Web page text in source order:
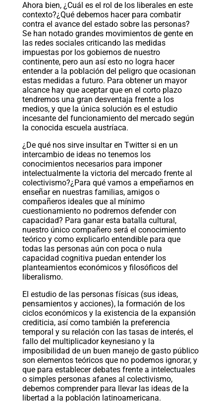
Ahora bien, ¿Cuál es el rol de los liberales en este
contexto?¿Qué debemos hacer para combatir
contra el avance del estado sobre las personas?
Se han notado grandes movimientos de gente en
las redes sociales criticando las medidas
impuestas por los gobiernos de nuestro
continente, pero aun así esto no logra hacer
entender a la población del peligro que ocasionan
estas medidas a futuro. Para obtener un mayor
alcance hay que aceptar que en el corto plazo
tendremos una gran desventaja frente a los
medios, y que la única solución es el estudio
incesante del funcionamiento del mercado según
la conocida escuela austríaca.
¿De qué nos sirve insultar en Twitter si en un
intercambio de ideas no tenemos los
conocimientos necesarios para imponer
intelectualmente la victoria del mercado frente al
colectivismo?¿Para qué vamos a empeñarnos en
enseñar en nuestras familias, amigos o
compañeros ideales que al mínimo
cuestionamiento no podremos defender con
capacidad? Para ganar esta batalla cultural,
nuestro único compañero será el conocimiento
teórico y como explicarlo entendible para que
todas las personas aún con poca o nula
capacidad cognitiva puedan entender los
planteamientos económicos y filosóficos del
liberalismo.
El estudio de las personas físicas (sus ideas,
pensamientos y acciones), la formación de los
ciclos económicos y la existencia de la expansión
crediticia, así como también la preferencia
temporal y su relación con las tasas de interés, el
fallo del multiplicador keynesiano y la
imposibilidad de un buen manejo de gasto público
son elementos teóricos que no podemos ignorar, y
que para establecer debates frente a intelectuales
o simples personas afanes al colectivismo,
debemos comprender para llevar las ideas de la
libertad a la población latinoamericana.